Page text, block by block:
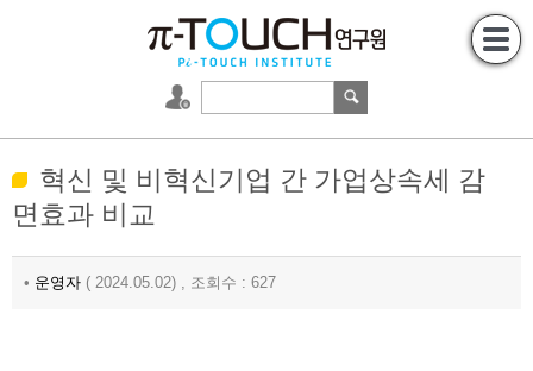
혁신 및 비혁신기업 간 가업상속세 감
면효과 비교
• 운영자 ( 2024.05.02) , 조회수 : 627